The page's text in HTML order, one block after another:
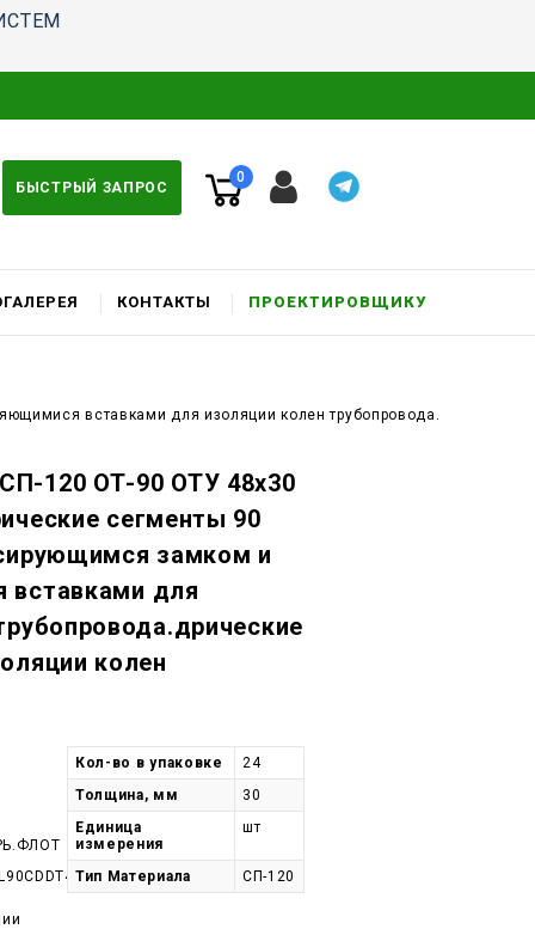
БЫСТРЫЙ ЗАПРОС
0
КОНТАКТЫ ПРОЕКТИРОВЩИКУ
вставками для изоляции колен трубопровода.
120 ОТ-90 ОТУ 48x30
сегменты 90
замком и
вставками для
колен
Кол-во в упаковке
24
Толщина, мм
30
Единица
измерения
шт
Тип Материала СП-120